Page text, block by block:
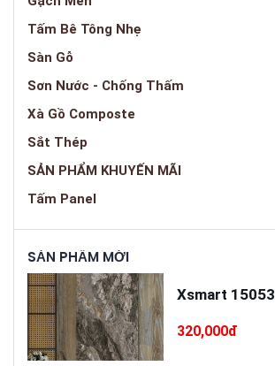
Tấm Bê Tông Nhẹ
Sàn Gỗ
Sơn Nước - Chống Thấm
Xà Gồ Composte
Sắt Thép
SẢN PHẨM KHUYẾN MÃI
Tấm Panel
SẢN PHẨM MỚI
Xsmart 15053
320,000đ